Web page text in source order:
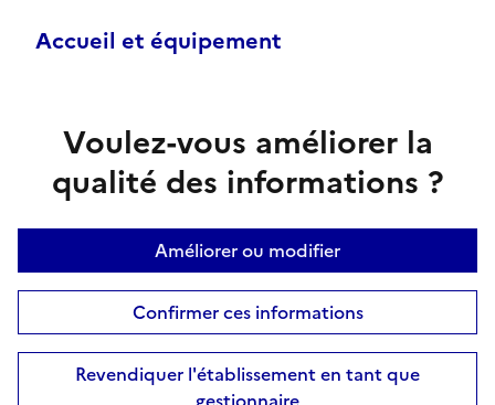
Accueil et équipement
Voulez-vous améliorer la
qualité des informations ?
Améliorer ou modifier
Confirmer ces informations
Revendiquer l'établissement en tant que